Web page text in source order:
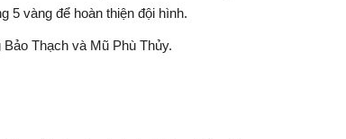
5 vàng để hoàn thiện đội hình.
Thạch và Mũ Phù Thủy.